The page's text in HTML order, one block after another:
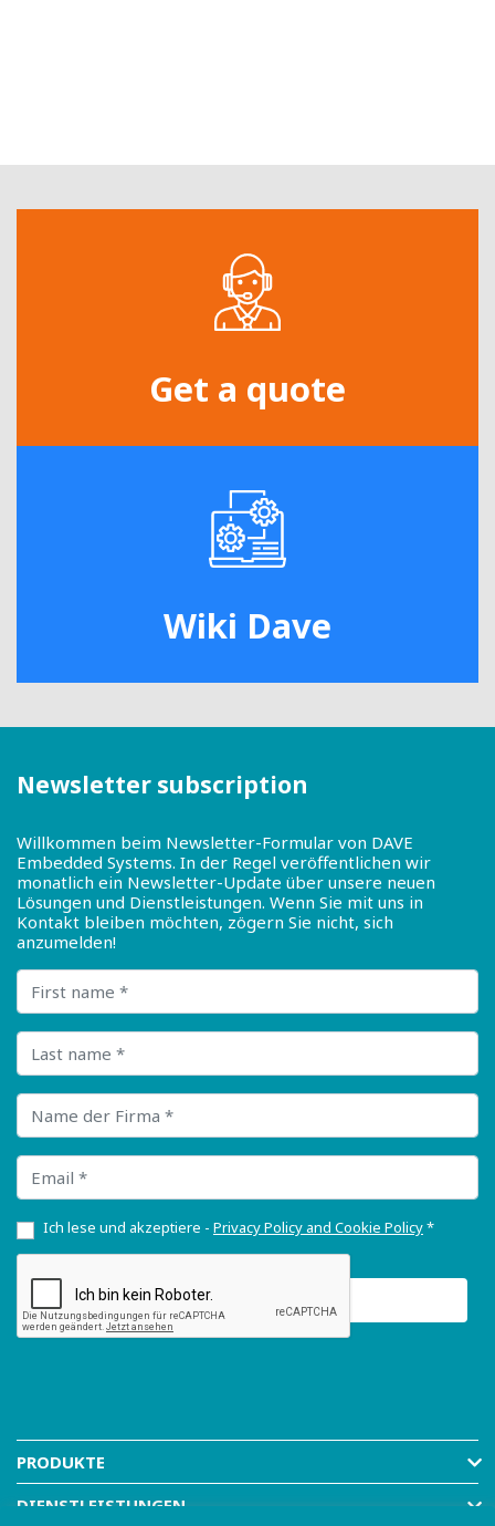
Get a quote
Wiki Dave
Newsletter subscription
Willkommen beim Newsletter-Formular von DAVE
Embedded Systems. In der Regel veröffentlichen wir
monatlich ein Newsletter-Update über unsere neuen
Lösungen und Dienstleistungen. Wenn Sie mit uns in
Kontakt bleiben möchten, zögern Sie nicht, sich
anzumelden!
First name
Last name
Name der Firma
Email
Ich lese und akzeptiere - Privacy Policy and Cookie Policy*
PRODUKTE
DIENSTLEISTUNGEN